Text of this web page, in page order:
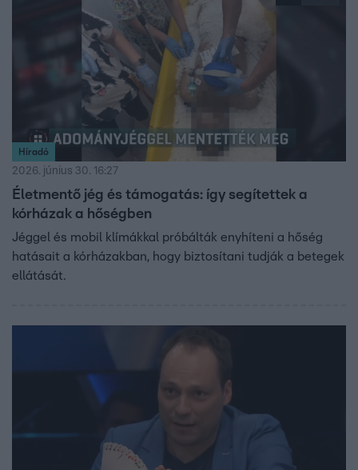
Híradó
2026. június 30. 16:27
Életmentő jég és támogatás: így segítettek a
kórházak a hőségben
Jéggel és mobil klímákkal próbálták enyhíteni a hőség
hatásait a kórházakban, hogy biztosítani tudják a betegek
ellátását.